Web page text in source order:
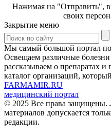
Нажимая на "Отправить",
своих
Закрытие меню
Мы самый большой портал
Освещаем различные
рассказываем о препаратах и
каталог организаций,
FARMAMIR.RU
медицинский портал
© 2025 Все права защищены.
материалов допускается
редакции.